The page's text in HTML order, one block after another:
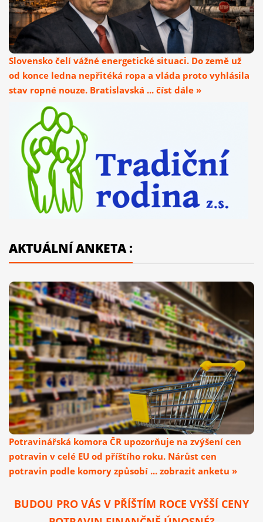
Slovensko čelí vážné energetické situaci. Do země už
od konce ledna nepřitéká ropa a vláda proto vyhlásila
stav ropné nouze. Bratislavská ... číst dále »
AKTUÁLNÍ ANKETA :
Potravinářská komora ČR upozorňuje na zvýšení cen
potravin v celé EU od příštího roku. Nárůst cen
potravin podle komory způsobí ... zobrazit anketu »
BUDOU PRO VÁS V PŘÍŠTÍM ROCE VYŠŠÍ CENY